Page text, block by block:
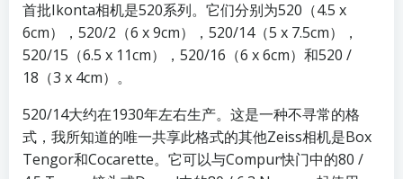
首批Ikonta相机是520系列。它们分别为520（4.5 x
6cm），520/2（6 x 9cm），520/14（5 x 7.5cm），
520/15（6.5 x 11cm），520/16（6 x 6cm）和520 /
18（3 x 4cm）。
520/14大约在1930年左右生产。这是一种不寻常的格
式，我所知道的唯一共享此格式的其他Zeiss相机是Box
Tengor和Cocarette。它可以与Compur快门中的80 /